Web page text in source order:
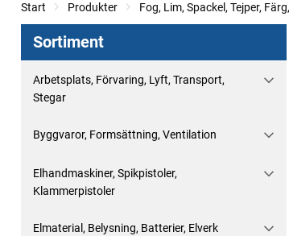
Start Produkter Fog, Lim, Spackel, Tejper,
Sortiment
Arbetsplats, Förvaring, Lyft, Transport,
Stegar
Byggvaror, Formsättning, Ventilation
Elhandmaskiner, Spikpistoler,
Klammerpistoler
Elmaterial, Belysning, Batterier, Elverk